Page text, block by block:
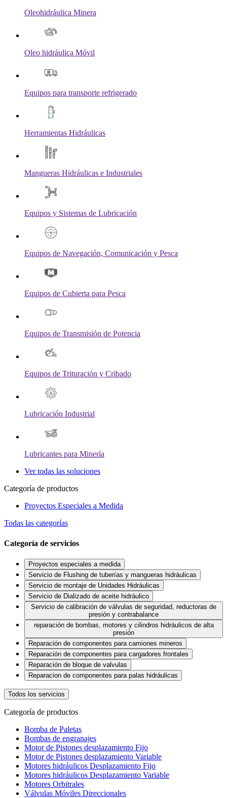
Oleohidráulica Minera
Oleo hidráulica Móvil
Equipos para transporte refrigerado
Herramientas Hidráulicas
Mangueras Hidráulicas e Industriales
Equipos y Sistemas de Lubricación
Equipos de Navegación, Comunicación y Pesca
Equipos de Cubierta para Pesca
Equipos de Transmisión de Potencia
Equipos de Trituración y Cribado
Lubricación Industrial
Lubricantes para Minería
Ver todas las soluciones
Categoría de productos
Proyectos Especiales a Medida
Todas las categorías
Categoría de servicios
Proyectos especiales a medida
Servicio de Flushing de tuberías y mangueras hidráulicas
Servicio de montaje de Unidades Hidráulicas
Servicio de Dializado de aceite hidráulico
Servicio de calibración de válvulas de seguridad, reductoras de
presión y contrabalance
reparación de bombas, motores y cilindros hidráulicos de alta
presión
Reparación de componentes para camiones mineros
Reparación de componentes para cargadores frontales
Reparación de bloque de valvulas
Reparacion de componentes para palas hidráulicas
Todos los servicios
Categoría de productos
Bomba de Paletas
Bombas de engranajes
Motor de Pistones desplazamiento Fijo
Motor de Pistones desplazamiento Variable
Motores hidráulicos Desplazamiento Fijo
Motores hidráulicos Desplazamiento Variable
Motores Orbitrales
Válvulas Móviles Direccionales